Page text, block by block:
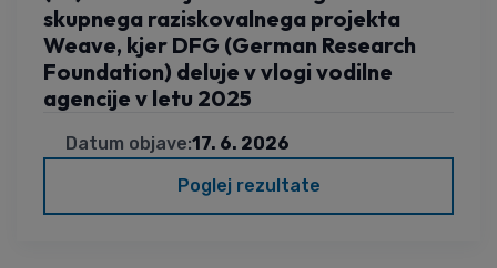
skupnega raziskovalnega projekta
Weave, kjer DFG (German Research
Foundation) deluje v vlogi vodilne
agencije v letu 2025
Datum objave:17. 6. 2026
Poglej rezultate